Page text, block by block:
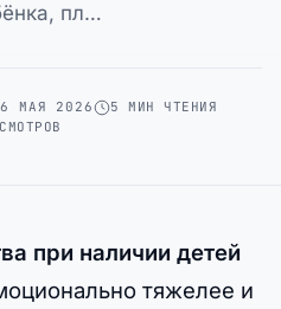
пл…
МАЯ 2026
5 МИН ЧТЕНИЯ
при наличии детей
тяжелее и